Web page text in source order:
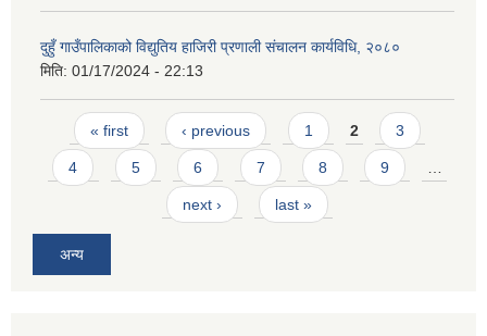
दुहुँ गाउँपालिकाको विद्युतिय हाजिरी प्रणाली संचालन कार्यविधि, २०८०
मिति: 01/17/2024 - 22:13
Pages
« first ‹ previous 1 2 3
4 5 6 7 8 9
next › last »
अन्य